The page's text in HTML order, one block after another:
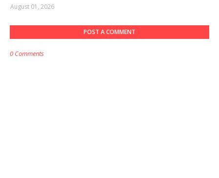
August 01, 2026
POST A COMMENT
0 Comments